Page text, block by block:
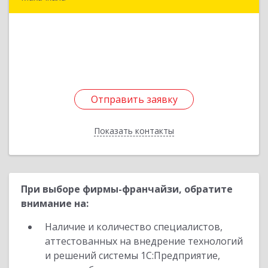
Отправить заявку
Показать контакты
Отправить заявку
Назад
При выборе фирмы-франчайзи, обратите
внимание на:
Наличие и количество специалистов,
аттестованных на внедрение технологий
и решений системы 1С:Предприятие,